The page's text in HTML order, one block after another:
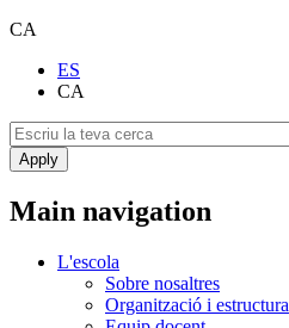
CA
ES
CA
Main navigation
L'escola
Sobre nosaltres
Organització i estructura